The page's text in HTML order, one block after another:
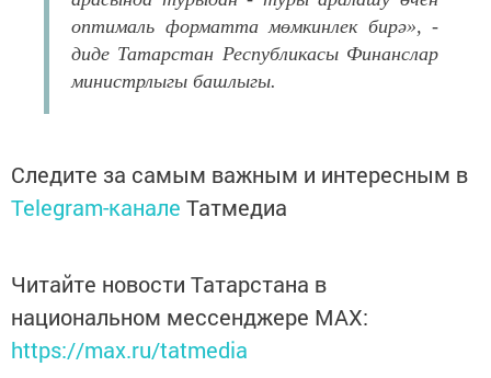
оптималь форматта мөмкинлек бирә», -
диде Татарстан Республикасы Финанслар
министрлыгы башлыгы.
Следите за самым важным и интересным в
Telegram-канале Татмедиа
Читайте новости Татарстана в
национальном мессенджере MАХ:
https://max.ru/tatmedia